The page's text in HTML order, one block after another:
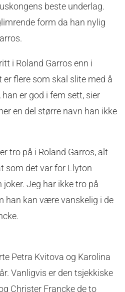
beste underlag.
form da han nylig
i Roland Garros enn i
flere som skal slite med å
er god i fem sett, sier
en del større navn han ikke
tro på i Roland Garros, alt
som det var for Llyton
joker. Jeg har ikke tro på
han kan være vanskelig i de
Petra Kvitova og Karolina
Vanligvis er den tsjekkiske
Christer Francke de to